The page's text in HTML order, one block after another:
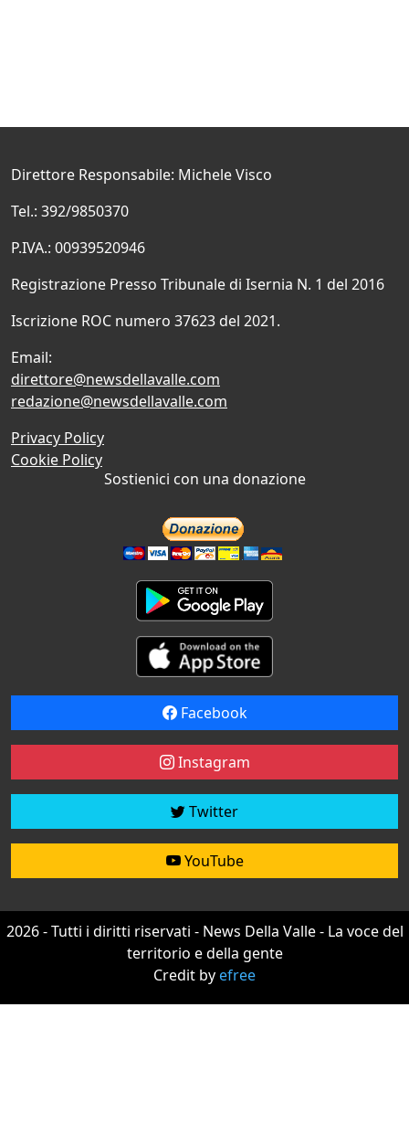
Direttore Responsabile: Michele Visco
Tel.: 392/9850370
P.IVA.: 00939520946
Registrazione Presso Tribunale di Isernia N. 1 del 2016
Iscrizione ROC numero 37623 del 2021.
Email:
direttore@newsdellavalle.com
redazione@newsdellavalle.com
Privacy Policy
Cookie Policy
Sostienici con una donazione
Facebook
Instagram
Twitter
YouTube
2026 - Tutti i diritti riservati - News Della Valle - La voce del
territorio e della gente
Credit byefree